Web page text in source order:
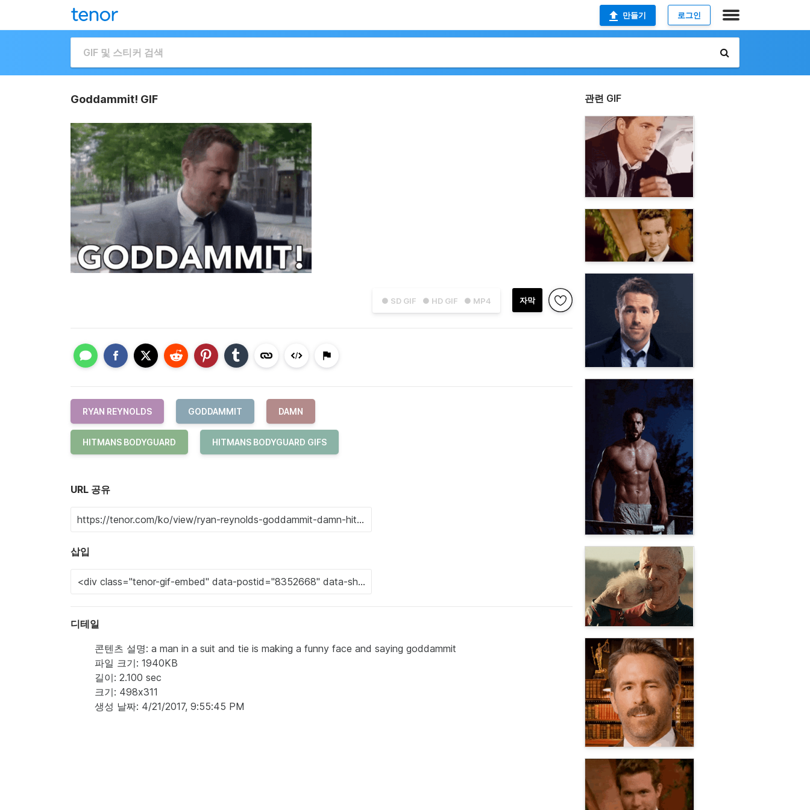
만들기 로그인
Goddammit! GIF
● SD GIF ● HD GIF ● MP4 자막
RYAN REYNOLDS GODDAMMIT DAMN
HITMANS BODYGUARD HITMANS BODYGUARD GIFS
URL 공유
삽입
디테일
콘텐츠 설명: a man in a suit and tie is making a funny face and saying goddammit
파일 크기: 1940KB
길이: 2.100 sec
크기: 498x311
생성 날짜: 4/21/2017, 9:55:45 PM
관련 GIF